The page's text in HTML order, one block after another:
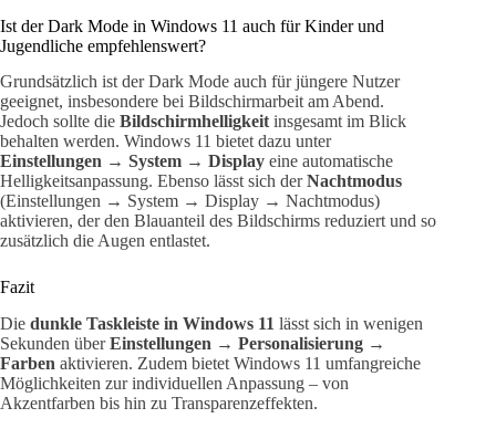
Ist der Dark Mode in Windows 11 auch für Kinder und
Jugendliche empfehlenswert?
Grundsätzlich ist der Dark Mode auch für jüngere Nutzer
geeignet, insbesondere bei Bildschirmarbeit am Abend.
Jedoch sollte die Bildschirmhelligkeitinsgesamt im Blick
behalten werden. Windows 11 bietet dazu unter
Einstellungen → System → Display eine automatische
Helligkeitsanpassung. Ebenso lässt sich derNachtmodus
(Einstellungen → System → Display → Nachtmodus)
aktivieren, der den Blauanteil des Bildschirms reduziert und so
zusätzlich die Augen entlastet.
Fazit
Die dunkle Taskleiste in Windows 11 lässt sich in wenigen
Sekunden überEinstellungen → Personalisierung →
Farben aktivieren. Zudem bietet Windows 11 umfangreiche
Möglichkeiten zur individuellen Anpassung – von
Akzentfarben bis hin zu Transparenzeffekten.